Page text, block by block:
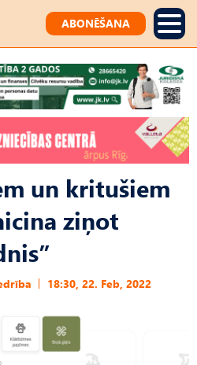
ABONĒŠANA
un kritušiem
ziņot
18:30, 22. Feb, 2022